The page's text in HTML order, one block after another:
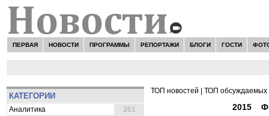
ПЕРВАЯ НОВОСТИ ПРОГРАММЫ РЕПОРТАЖИ БЛОГИ ГОСТИ
КАТЕГОРИИ
Аналитика
261
ТОП новостей ТОП обсуждаемых
2015